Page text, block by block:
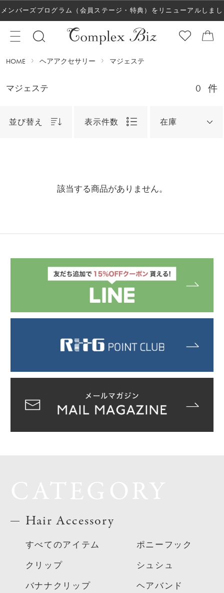
メンバーズプログラム（会員ステージ・特典）をリニューアルしまし
た！
HOME ヘアアクセサリー マジェステ
マジェステ 0 件
並び替え 表示件数 在庫
該当する商品がありません。
Hair Accessory
すべてのアイテム
クリップ
バナナクリップ
ポニーフック
シュシュ
ヘアバンド